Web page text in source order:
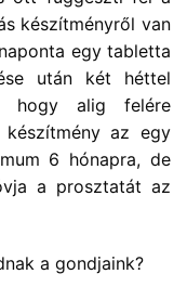
készítményről van
egy tabletta
után két héttel
hogy alig felére
az egy
6 hónapra, de
a prosztatát az
a gondjaink?